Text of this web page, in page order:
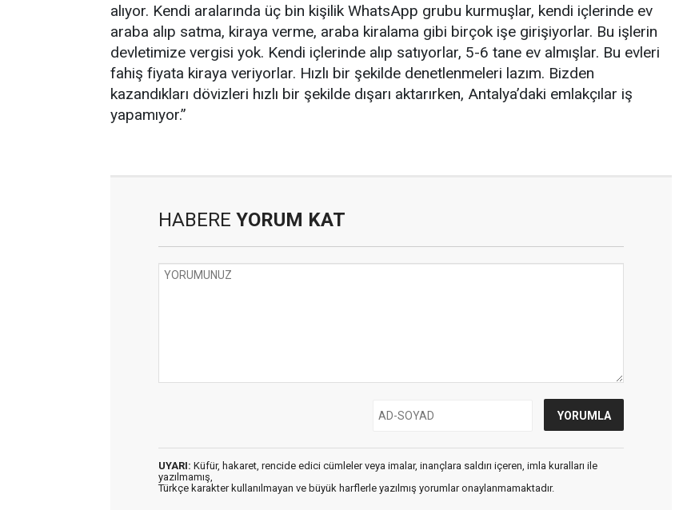
alıyor. Kendi aralarında üç bin kişilik WhatsApp grubu kurmuşlar, kendi içlerinde ev
araba alıp satma, kiraya verme, araba kiralama gibi birçok işe girişiyorlar. Bu işlerin
devletimize vergisi yok. Kendi içlerinde alıp satıyorlar, 5-6 tane ev almışlar. Bu evleri
fahiş fiyata kiraya veriyorlar. Hızlı bir şekilde denetlenmeleri lazım. Bizden
kazandıkları dövizleri hızlı bir şekilde dışarı aktarırken, Antalya’daki emlakçılar iş
yapamıyor.”
HABERE YORUM KAT
UYARI: Küfür, hakaret, rencide edici cümleler veya imalar, inançlara saldırı içeren, imla kuralları ile
yazılmamış,
Türkçe karakter kullanılmayan ve büyük harflerle yazılmış yorumlar onaylanmamaktadır.